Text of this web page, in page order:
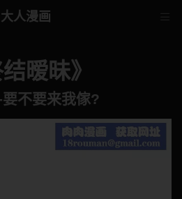
大人漫画
结暧昧》
不要来我傢?